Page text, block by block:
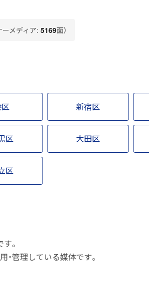
メディア: 5169面）
新宿区
区 大田区
区
。
管理している媒体です。